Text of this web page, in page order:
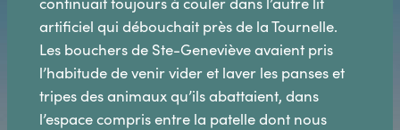
artificiel qui débouchait près de la Tournelle.
Les bouchers de Ste-Geneviève avaient pris
l’habitude de venir vider et laver les panses et
tripes des animaux qu’ils abattaient, dans
l’espace compris entre la patelle dont nous